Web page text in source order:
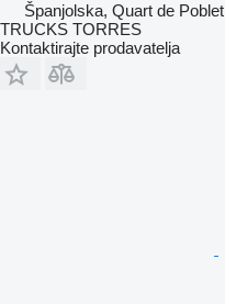
Španjolska, Quart de Poblet
TRUCKS TORRES
Kontaktirajte prodavatelja